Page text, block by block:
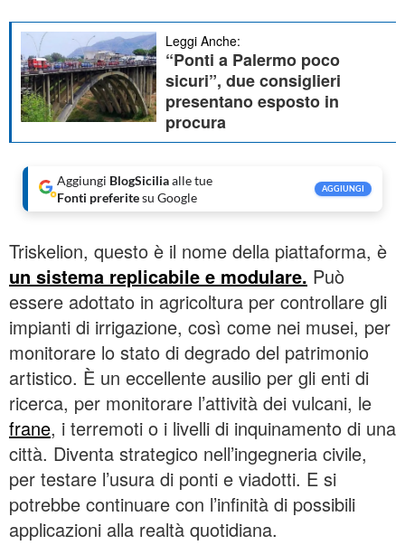
Leggi Anche:
“Ponti a Palermo poco
sicuri”, due consiglieri
presentano esposto in
procura
Aggiungi BlogSiciliaalle tue
Fonti preferitesu Google
AGGIUNGI
Triskelion, questo è il nome della piattaforma, è
un sistema replicabile e modulare. Può
essere adottato in agricoltura per controllare gli
impianti di irrigazione, così come nei musei, per
monitorare lo stato di degrado del patrimonio
artistico. È un eccellente ausilio per gli enti di
ricerca, per monitorare l’attività dei vulcani, le
frane, i terremoti o i livelli di inquinamento di una
città. Diventa strategico nell’ingegneria civile,
per testare l’usura di ponti e viadotti. E si
potrebbe continuare con l’infinità di possibili
applicazioni alla realtà quotidiana.